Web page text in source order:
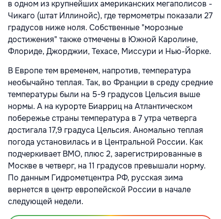
в одном из крупнейших американских мегаполисов -
Чикаго (штат Иллинойс), где термометры показали 27
градусов ниже ноля. Собственные "морозные
достижения" также отмечены в Южной Каролине,
Флориде, Джорджии, Техасе, Миссури и Нью-Йорке.
В Европе тем временем, напротив, температура
необычайно теплая. Так, во Франции в среду средние
температуры были на 5-9 градусов Цельсия выше
нормы. А на курорте Биарриц на Атлантическом
побережье страны температура в 7 утра четверга
достигала 17,9 градуса Цельсия. Аномально теплая
погода установилась и в Центральной России. Как
подчеркивает ВМО, плюс 2, зарегистрированные в
Москве в четверг, на 11 градусов превышали норму.
По данным Гидрометцентра РФ, русская зима
вернется в центр европейской России в начале
следующей недели.